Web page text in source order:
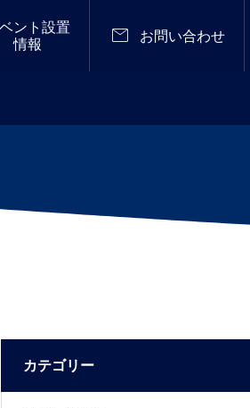
ント設置
情報
 お問い合わせ
ベント）
ス・アワード（強靭化大賞)2025優秀
カテゴリー